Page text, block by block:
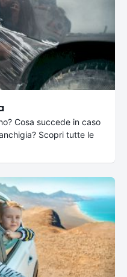
Cosa succede in caso
Scopri tutte le